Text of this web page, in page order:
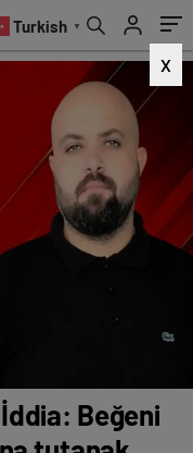
Turkish ▼
X
Beğeni